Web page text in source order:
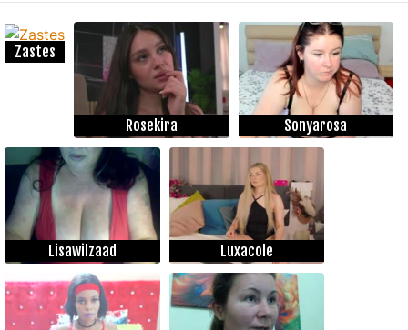
Zastes
Rosekira Sonyarosa
Lisawilzaad Luxacole